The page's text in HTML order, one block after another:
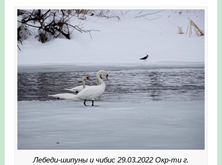
Лебеди-шипуны и чибис 29.03.2022 Окр-ти г.